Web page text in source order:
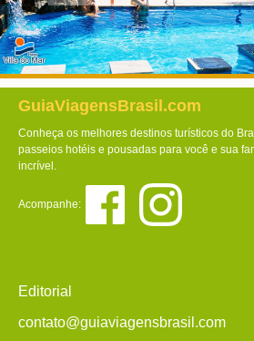
GuiaViagensBrasil.com
Conheça os melhores destinos turísticos do
passeios hotéis e pousadas para você e sua
incrível.
Acompanhe:
Editorial
contato@guiaviagensbrasil.com